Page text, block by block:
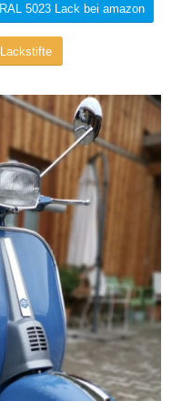
RAL 5023 Lack bei amazon
Lackstifte